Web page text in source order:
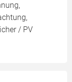
/ PV